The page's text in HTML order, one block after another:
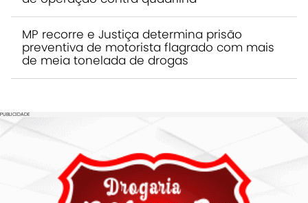
MP recorre e Justiça determina prisão
preventiva de motorista flagrado com mais
de meia tonelada de drogas
PUBLICIDADE